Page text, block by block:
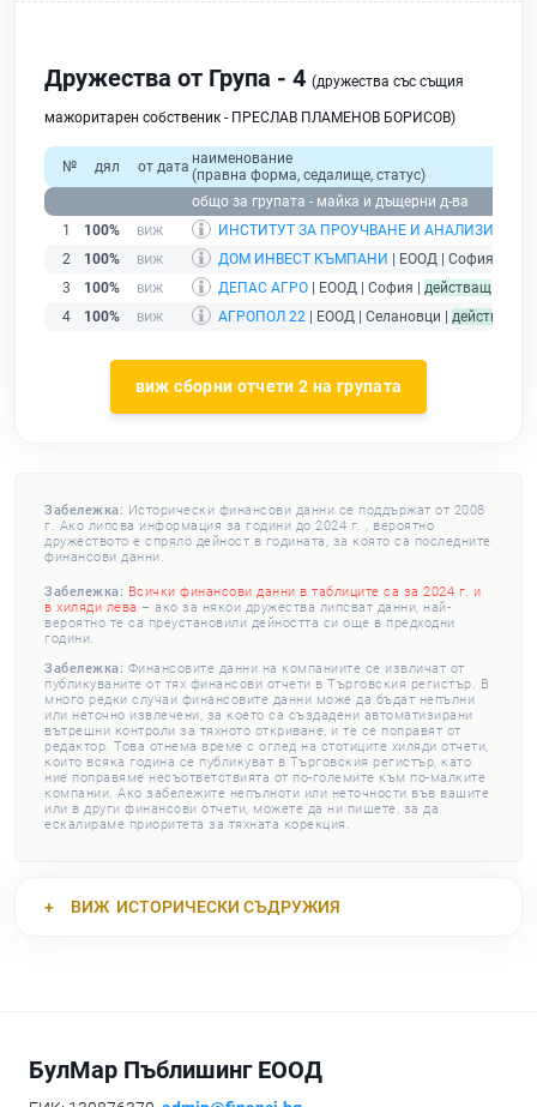
Дружества от Група - 4 (дружества със същия
мажоритарен собственик - ПРЕСЛАВ ПЛАМЕНОВ БОРИСОВ)
№ дял от дата наименование
(правна форма, седалище, статус)
общо за групата - майка и дъщерни д-ва
1
100%
ИНСТИТУТ ЗА ПРОУЧВАНЕ И АНАЛИЗИ В
2
100% ДОМ ИНВЕСТ КЪМПАНИ | ЕООД | София |
3
100% ДЕПАС АГРО | ЕООД | София | действащ
4
100% АГРОПОЛ 22 | ЕООД | Селановци | действащ
виж сборни отчети 2 на групата
Забележка: Исторически финансови данни се поддържат от 2008
г. Ако липсва информация за години до 2024 г. , вероятно
дружеството е спряло дейност в годината, за която са последните
финансови данни.
Забележка: Всички финансови данни в таблиците са за 2024 г. и
в хиляди лева – ако за някои дружества липсват данни, най-
вероятно те са преустановили дейността си още в предходни
години.
Забележка: Финансовите данни на компаниите се извличат от
публикуваните от тях финансови отчети в Търговския регистър. В
много редки случаи финансовите данни може да бъдат непълни
или неточно извлечени, за което са създадени автоматизирани
вътрешни контроли за тяхното откриване, и те се поправят от
редактор. Това отнема време с оглед на стотиците хиляди отчети,
които всяка година се публикуват в Търговския регистър, като
ние поправяме несъответствията от по-големите към по-малките
компании. Ако забележите непълноти или неточности във вашите
или в други финансови отчети, можете да ни пишете, за да
ескалираме приоритета за тяхната корекция.
ВИЖ ИСТОРИЧЕСКИ СЪДРУЖИЯ
БулМар Пъблишинг ЕООД